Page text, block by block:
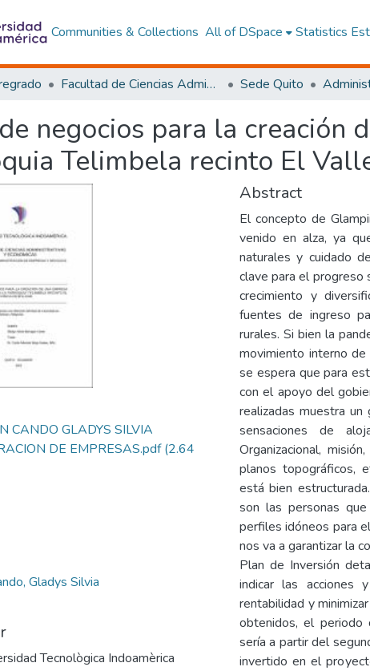
Communities & Collections All of DSpace Statistics
Facultad de Ciencias Administrativas y Económicas Sede Quito
negocios para la creación
Telimbela recinto El
CANDO GLADYS SILVIA
DE EMPRESAS.pdf(2.64
Gladys Silvia
Tecnològica Indoamèrica
Abstract
El concepto de
venido en alza, ya
naturales y cuidado
clave para el progreso
crecimiento y
fuentes de ingreso
rurales. Si bien la
movimiento interno
se espera que para
con el apoyo del
realizadas muestra
sensaciones de
Organizacional,
planos topográficos,
está bien
son las personas
perfiles idóneos para
nos va a garantizar la
Plan de Inversión
indicar las acciones
rentabilidad y
obtenidos, el periodo
sería a partir del
invertido en el